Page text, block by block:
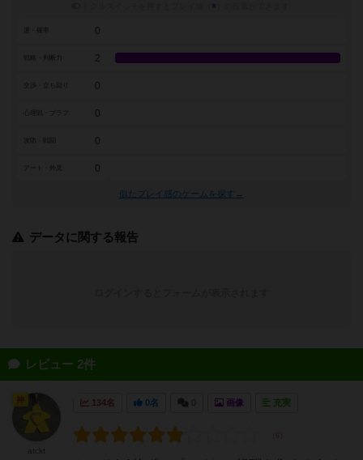
※
0
2
交渉・立ち回り 0
0
0
アート・外見 0
似たプレイ感のゲームを探す→
データに関する報告
レビュー 2件
134名 0名 画像 充実
神